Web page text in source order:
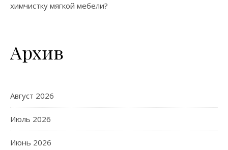
химчистку мягкой мебели?
Архив
Август 2026
Июль 2026
Июнь 2026